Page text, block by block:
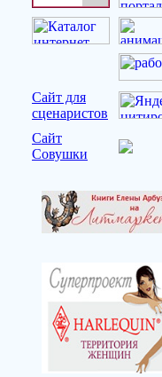
Сайт для
сценаристов
Сайт
Совушки